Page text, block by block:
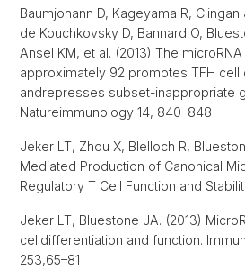
Baumjohann D, Kageyama R,
de Kouchkovsky D, Bannard O,
Ansel KM, et al. (2013) The
approximately 92 promotes TFH cell
andrepresses subset-inappropriate
Natureimmunology 14, 840–848
Jeker LT, Zhou X, Blelloch R,
Mediated Production of Canonical
Regulatory T Cell Function and
Jeker LT, Bluestone JA. (2013)
celldifferentiation and function.
253,65–81